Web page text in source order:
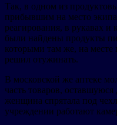
Так, в одном из
прибывшим на место
реагирования, в рукавах и
были найдены продукты
которыми там же, на месте
решил отужинать.
В московской же аптеке
часть товаров,
женщина спрятала под
учреждении работают